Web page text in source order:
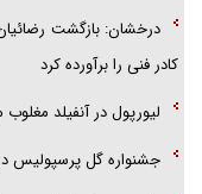
درخشان: بازگشت
کادر فنی را برآورده کرد
لیورپول در آنفیلد مغلوب
جشنواره گل پرسپولیس